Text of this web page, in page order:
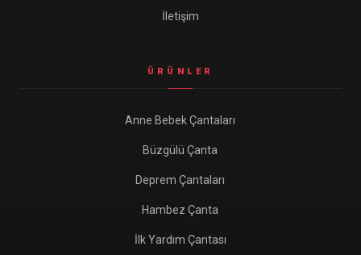
İletişim
ÜRÜNLER
Anne Bebek Çantaları
Büzgülü Çanta
Deprem Çantaları
Hambez Çanta
İlk Yardım Çantası